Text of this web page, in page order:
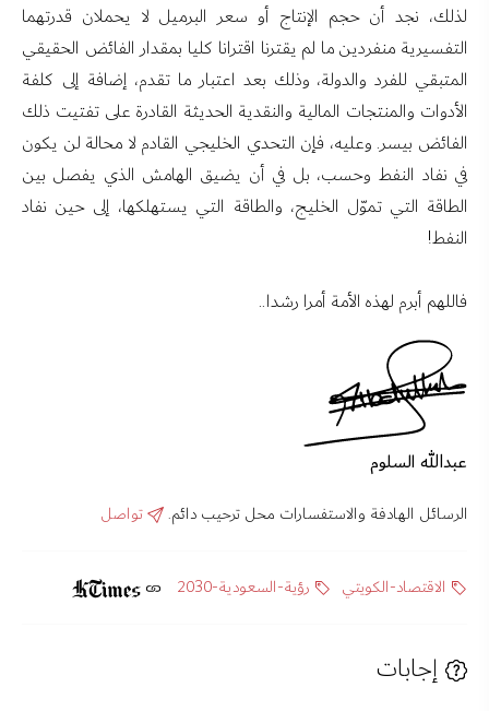
لذلك، نجد أن حجم الإنتاج أو سعر البرميل لا يحملان قدرتهما
التفسيرية منفردين ما لم يقترنا اقترانا كليا بمقدار الفائض الحقيقي
المتبقي للفرد والدولة، وذلك بعد اعتبار ما تقدم، إضافة إلى كلفة
الأدوات والمنتجات المالية والنقدية الحديثة القادرة على تفتيت ذلك
الفائض بيسر. وعليه، فإن التحدي الخليجي القادم لا محالة لن يكون
في نفاد النفط وحسب، بل في أن يضيق الهامش الذي يفصل بين
الطاقة التي تموّل الخليج، والطاقة التي يستهلكها، إلى حين نفاد
النفط!
فاللهم أبرم لهذه الأمة أمرا رشدا..
عبدالله السلوم
الرسائل الهادفة والاستفسارات محل ترحيب دائم. تواصل
الاقتصاد-الكويتي رؤية-السعودية-2030
إجابات